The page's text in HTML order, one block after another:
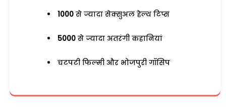
1000 से ज्यादा सेक्सुअल हेल्थ टिप्स
5000 से ज्यादा अतरंगी कहानियां
चटपटी फिल्मी और भोजपुरी गॉसिप